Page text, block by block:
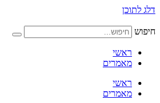
דלג לתוכן
חיפוש
ראשי
מאמרים
ראשי
מאמרים